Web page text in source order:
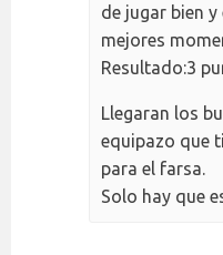
de jugar bien
mejores
Resultado:3
Llegaran los
equipazo que
para el farsa.
Solo hay que